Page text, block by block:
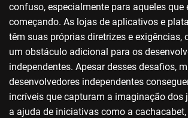
confuso, especialmente para aqueles que
começando. As lojas de aplicativos e
têm suas próprias diretrizes e exigências,
um obstáculo adicional para os
independentes. Apesar desses desafios,
desenvolvedores independentes
incríveis que capturam a imaginação dos
a ajuda de iniciativas como a cachacabet,